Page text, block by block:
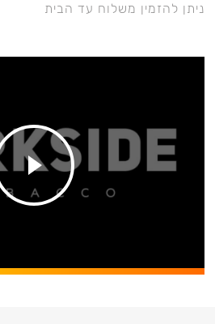
ניתן להזמין משלוח עד הבית